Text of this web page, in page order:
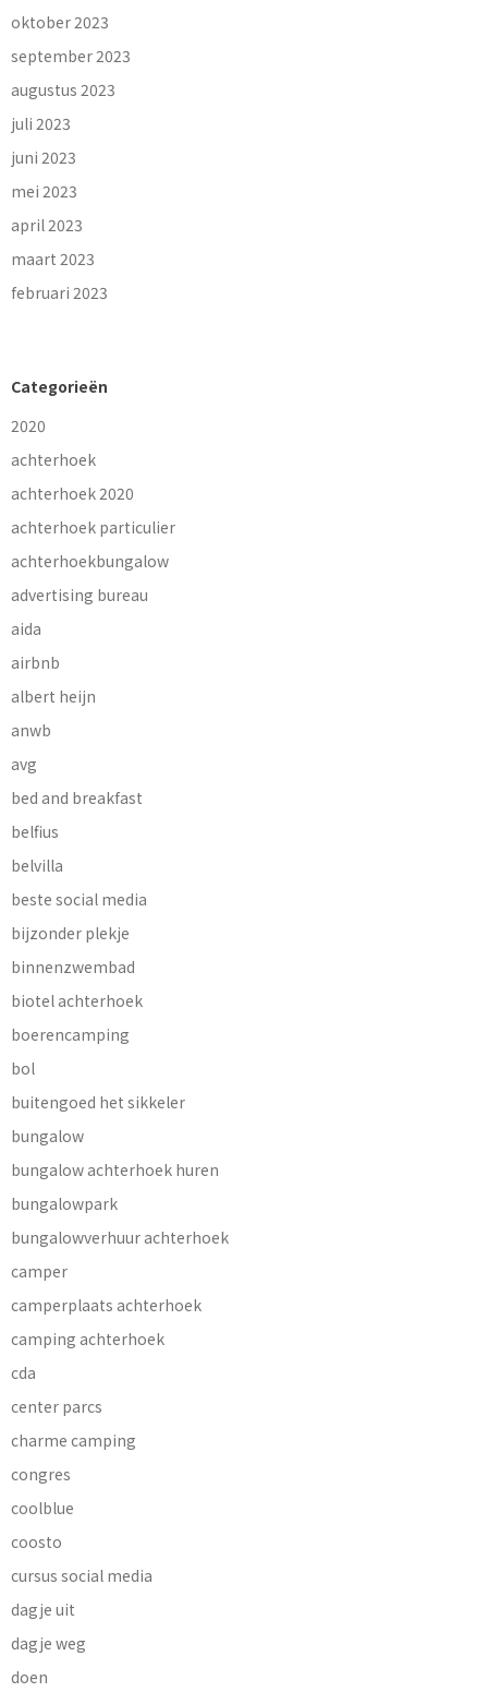
oktober 2023
september 2023
augustus 2023
juli 2023
juni 2023
mei 2023
april 2023
maart 2023
februari 2023
Categorieën
2020
achterhoek
achterhoek 2020
achterhoek particulier
achterhoekbungalow
advertising bureau
aida
airbnb
albert heijn
anwb
avg
bed and breakfast
belfius
belvilla
beste social media
bijzonder plekje
binnenzwembad
biotel achterhoek
boerencamping
bol
buitengoed het sikkeler
bungalow
bungalow achterhoek huren
bungalowpark
bungalowverhuur achterhoek
camper
camperplaats achterhoek
camping achterhoek
cda
center parcs
charme camping
congres
coolblue
coosto
cursus social media
dagje uit
dagje weg
doen